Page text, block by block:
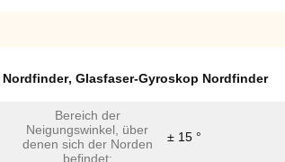
Nordfinder, Glasfaser-Gyroskop Nordfinder
Bereich der
Neigungswinkel, über
denen sich der Norden
befindet:
± 15 °